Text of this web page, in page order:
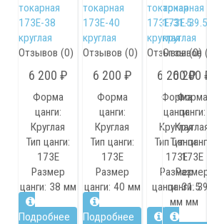
Револьверные головки
Запчасти для револьверных головок
Приводные блоки
Статические блоки
Переходные втулки
Системы УЦИ
Отзывов (0)
6 200 ₽
Форма
цанги:
Круглая
Тип цанги:
173Е
Размер
цанги: 38 мм
Подробнее
Отзывов (0)
6 200 ₽
Форма
цанги:
Круглая
Тип цанги:
173Е
Размер
цанги: 40 мм
Подробнее
Отзывов (0)
6 200 ₽
Форма
цанги:
Круглая
Тип цанги:
173Е
Размер
цанги: 31.5
мм
Отзывов
6 200
Форма
цанги:
Тип
173Е
цанги:
мм